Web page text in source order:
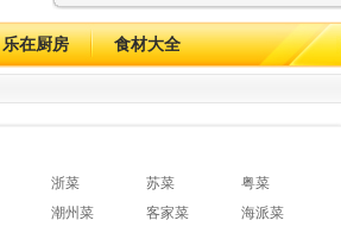
乐在厨房 食材大全
浙菜 苏菜
粤菜
潮州菜 客家菜
海派菜